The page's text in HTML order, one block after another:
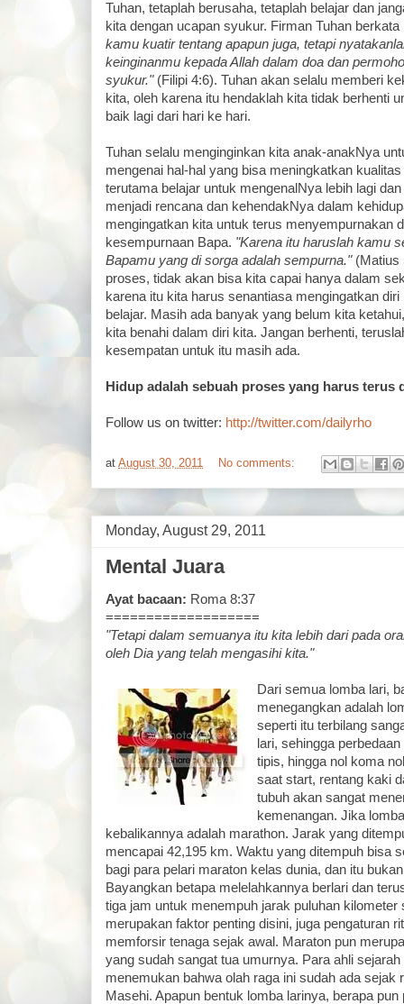
Tuhan, tetaplah berusaha, tetaplah belajar dan
kita dengan ucapan syukur. Firman Tuhan berkata
kamu kuatir tentang apapun juga, tetapi
keinginanmu kepada Allah dalam doa dan
syukur."(Filipi 4:6). Tuhan akan selalu memberi
kita, oleh karena itu hendaklah kita tidak berhenti
baik lagi dari hari ke hari.
Tuhan selalu menginginkan kita anak-anakNya
mengenai hal-hal yang bisa meningkatkan
terutama belajar untuk mengenalNya lebih lagi
menjadi rencana dan kehendakNya dalam
mengingatkan kita untuk terus menyempurnakan
kesempurnaan Bapa. "Karena itu haruslah kamu
Bapamu yang di sorga adalah sempurna."(Matius
proses, tidak akan bisa kita capai hanya dalam
karena itu kita harus senantiasa mengingatkan
belajar. Masih ada banyak yang belum kita
kita benahi dalam diri kita. Jangan berhenti,
kesempatan untuk itu masih ada.
Hidup adalah sebuah proses yang harus terus
Follow us on twitter: http://twitter.com/dailyrho
at August 30, 2011 No comments:
Monday, August 29, 2011
Mental Juara
Ayat bacaan: Roma 8:37
===================
"Tetapi dalam semuanya itu kita lebih dari pada
oleh Dia yang telah mengasihi kita."
Dari semua lomba lari,
menegangkan adalah
seperti itu terbilang
lari, sehingga
tipis, hingga nol koma
saat start, rentang kaki
tubuh akan sangat
kemenangan. Jika
kebalikannya adalah marathon. Jarak yang
mencapai 42,195 km. Waktu yang ditempuh bisa
bagi para pelari maraton kelas dunia, dan itu
Bayangkan betapa melelahkannya berlari dan
tiga jam untuk menempuh jarak puluhan kilometer
merupakan faktor penting disini, juga pengaturan
memforsir tenaga sejak awal. Maraton pun
yang sudah sangat tua umurnya. Para ahli
menemukan bahwa olah raga ini sudah ada sejak
Masehi. Apapun bentuk lomba larinya, berapa